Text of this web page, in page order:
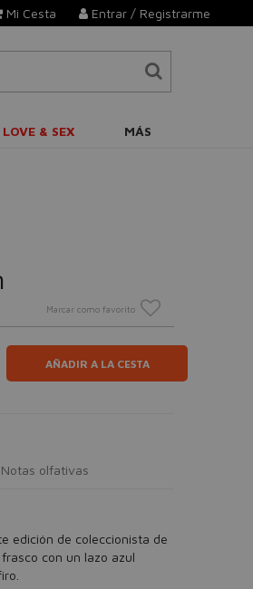
Entrar / Registrarme
Mi Cesta
LOVE & SEX MÁS
Marcar como favorito
AÑADIR A LA CESTA
Notas olfativas
edición de coleccionista de
con un lazo azul